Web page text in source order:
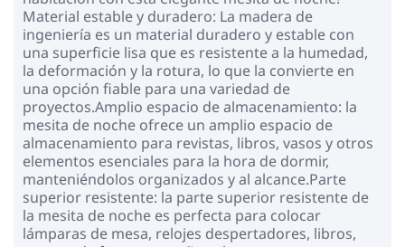
Material estable y duradero: La madera de
ingeniería es un material duradero y estable con
una superficie lisa que es resistente a la humedad,
la deformación y la rotura, lo que la convierte en
una opción fiable para una variedad de
proyectos.Amplio espacio de almacenamiento: la
mesita de noche ofrece un amplio espacio de
almacenamiento para revistas, libros, vasos y otros
elementos esenciales para la hora de dormir,
manteniéndolos organizados y al alcance.Parte
superior resistente: la parte superior resistente de
la mesita de noche es perfecta para colocar
lámparas de mesa, relojes despertadores, libros,